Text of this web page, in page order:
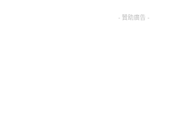
- 贊助廣告 -